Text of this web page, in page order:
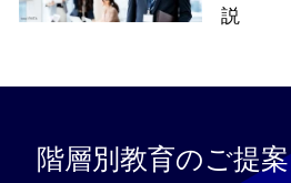
説
階層別教育のご提案